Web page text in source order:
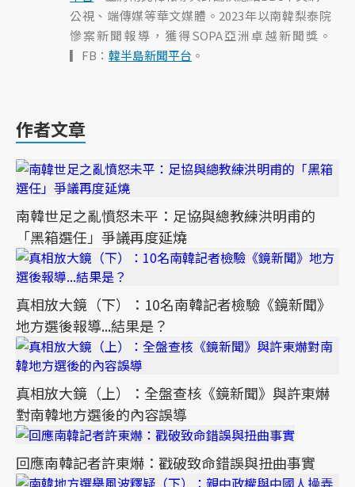
公視、端傳媒等華文媒體。2023年以南韓梨泰院
慘案新聞報導，獲得SOPA亞洲卓越新聞獎。
▎FB： 韓半島新聞平台 。
作者文章
南韓世足之亂憤怒未平：足協與總教練洪明甫的
「黑箱選任」爭議再度延燒
真相放大鏡（下）：10名南韓記者檢驗《鏡新聞》
地方選後報導...結果是？
真相放大鏡（上）：全盤查核《鏡新聞》與許東爀
對南韓地方選後的內容誤導
回應南韓記者許東爀：戳破致命錯誤與扭曲事實